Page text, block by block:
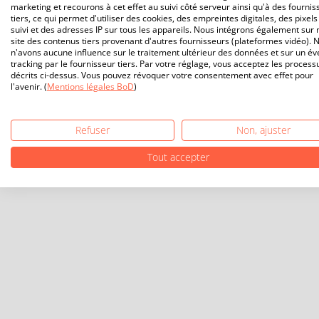
marketing et recourons à cet effet au suivi côté serveur ainsi qu'à des
tiers, ce qui permet d'utiliser des cookies, des empreintes digitales, des
suivi et des adresses IP sur tous les appareils. Nous intégrons également sur
site des contenus tiers provenant d'autres fournisseurs (plateformes vidéo).
n'avons aucune influence sur le traitement ultérieur des données et sur un
tracking par le fournisseur tiers. Par votre réglage, vous acceptez les
décrits ci-dessus. Vous pouvez révoquer votre consentement avec effet pour
l'avenir. (Mentions légales BoD)
Refuser
Non, ajuster
Tout accepter